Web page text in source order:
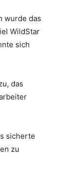
wurde das
WildStar
sich
das
sicherte
zu